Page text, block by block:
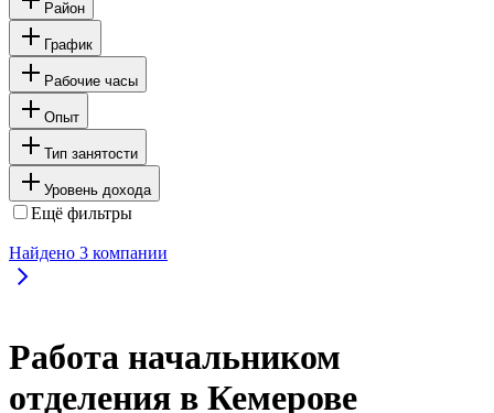
Район
График
Рабочие часы
Опыт
Тип занятости
Уровень дохода
Ещё фильтры
Найдено 3 компании
Работа начальником
отделения в Кемерове